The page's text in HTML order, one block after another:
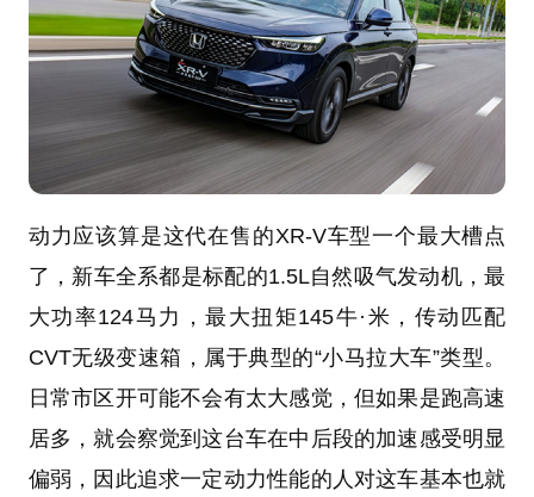
动力应该算是这代在售的XR-V车型一个最大槽点
了，新车全系都是标配的1.5L自然吸气发动机，最
大功率124马力，最大扭矩145牛·米，传动匹配
CVT无级变速箱，属于典型的“小马拉大车”类型。
日常市区开可能不会有太大感觉，但如果是跑高速
居多，就会察觉到这台车在中后段的加速感受明显
偏弱，因此追求一定动力性能的人对这车基本也就